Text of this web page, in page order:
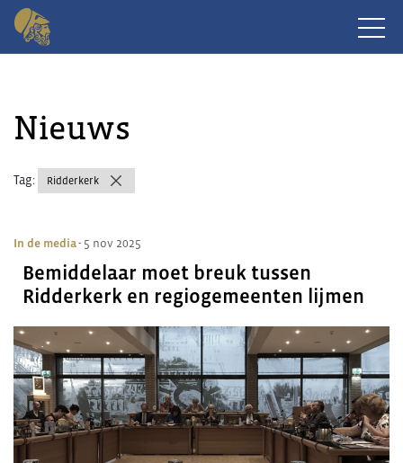
Nieuws
Tag: Ridderkerk
In de media- 5 nov 2025
Bemiddelaar moet breuk tussen
Ridderkerk en regiogemeenten lijmen